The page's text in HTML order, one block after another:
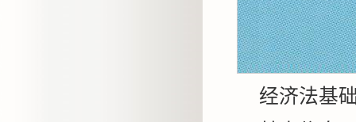
经济法基